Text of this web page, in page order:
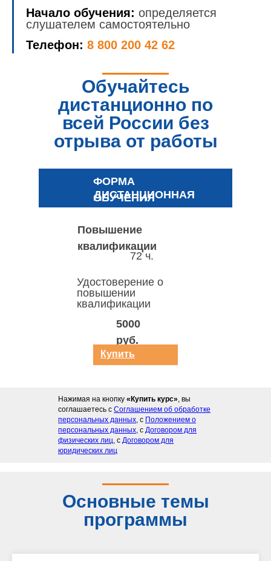
Начало обучения: определяется
слушателем самостоятельно
Телефон: 8 800 200 42 62
Обучайтесь
дистанционно по
всей России без
отрыва от работы
ФОРМА
ОБУЧЕНИЯ
ДИСТАНЦИОННАЯ
Повышение
квалификации
Удостоверение о
повышении
квалификации
72 ч.
5000
руб.
Купить
курс
Нажимая на кнопку «Купить курс», вы
соглашаетесь с Соглашением об обработке
персональных данных, с Положением о
персональных данных, с Договором для
физических лиц, с Договором для
юридических лиц
Основные темы
программы